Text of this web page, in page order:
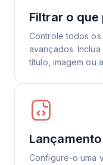
Filtrar o que
Controle todos
avançados.
título, imagem ou
Configure-o uma